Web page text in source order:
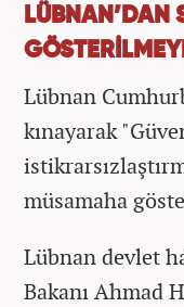
LÜBNAN’DAN
Lübnan
kınayarak
müsamaha
Lübnan devlet
Bakanı Ahmad